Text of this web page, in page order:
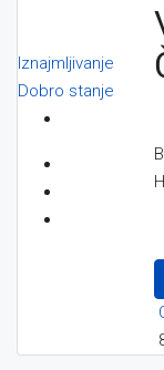
Iznajmljivanje
Dobro stanje